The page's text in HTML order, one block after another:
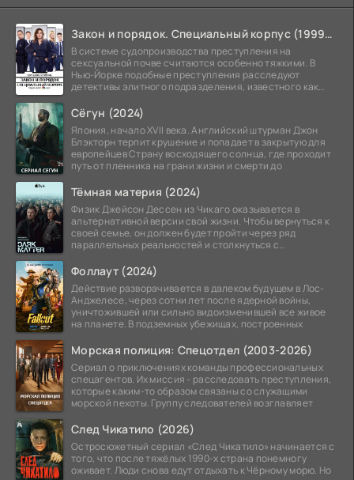
Закон и порядок. Специальный корпус (1999-2026)
В системе судопроизводства преступления на
сексуальной почве считаются особенно тяжкими. В
Нью-Йорке подобные преступления расследуют
детективы элитного подразделения, известного как
Сёгун (2024)
Япония, начало XVII века. Английский штурман Джон
Блэкторн терпит крушение и попадает в закрытую для
европейцев Страну восходящего солнца, где проходит
путь от пленника на грани жизни и смерти до
Тёмная материя (2024)
Физик Джейсон Дессен из Чикаго оказывается в
альтернативной версии свой жизни. Чтобы вернуться к
своей семье, он должен будет пройти через ряд
параллельных реальностей и столкнуться с
Фоллаут (2024)
Действие разворачивается в далеком будущем в Лос-
Анджелесе, через сотни лет после ядерной войны,
уничтожившей или сильно видоизменившей все живое
на планете. В подземных убежищах, построенных
Морская полиция: Спецотдел (2003-2026)
Сериал о приключениях команды профессиональных
спецагентов. Их миссия - расследовать преступления,
которые каким-то образом связаны со служащими
морской пехоты. Группу следователей возглавляет
След Чикатило (2026)
Остросюжетный сериал «След Чикатило» начинается с
того, что после тяжёлых 1990-х страна понемногу
оживает. Люди снова едут отдыхать к Чёрному морю. Но